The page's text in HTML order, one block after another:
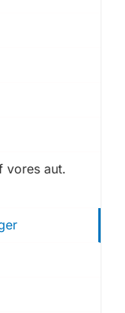
vores aut.